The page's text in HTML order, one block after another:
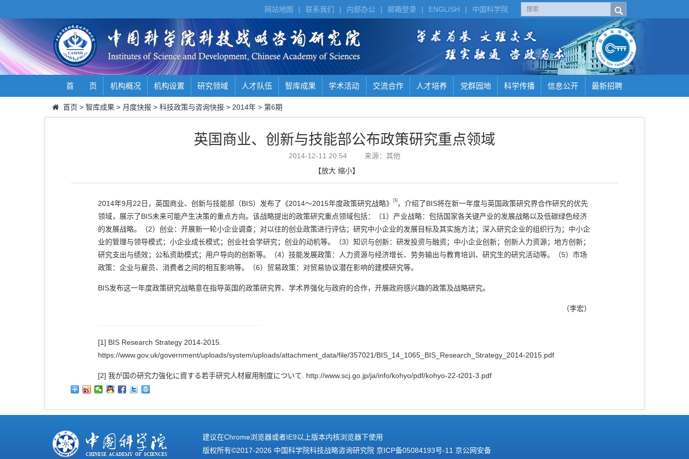
中国科学院
|
ENGLISH
|
邮箱登录
|
内部办公
|
联系我们
|
网站地图
首 页 机构概况 机构设置 研究领域 人才队伍 智库成果 学术活动 交流合作 人才培养 党群园地 科学传播 信息公开 最新招聘
首页 > 智库成果 > 月度快报 > 科技政策与咨询快报 > 2014年 > 第6期
英国商业、创新与技能部公布政策研究重点领域
2014-12-11 20:54
来源：其他
【放大 缩小】
2014年9月22日，英国商业、创新与技能部（BIS）发布了《2014～2015年度政策研究战略》[1] ，介绍了BIS将在新一年度与英国政策研究界合作研究的优先
领域，展示了BIS未来可能产生决策的重点方向。该战略提出的政策研究重点领域包括：（1）产业战略：包括国家各关键产业的发展战略以及低碳绿色经济
的发展战略。（2）创业：开展新一轮小企业调查；对以往的创业政策进行评估；研究中小企业的发展目标及其实施方法；深入研究企业的组织行为；中小企
业的管理与领导模式；小企业成长模式；创业社会学研究；创业的动机等。（3）知识与创新：研发投资与融资；中小企业创新；创新人力资源；地方创新；
研究支出与绩效；公私资助模式；用户导向的创新等。（4）技能发展政策：人力资源与经济增长、劳务输出与教育培训、研究生的研究活动等。（5）市场
政策：企业与雇员、消费者之间的相互影响等。（6）贸易政策：对贸易协议潜在影响的建模研究等。
BIS发布这一年度政策研究战略意在指导英国的政策研究界、学术界强化与政府的合作，开展政府感兴趣的政策及战略研究。
（李宏）
[1] BIS Research Strategy 2014-2015.
https://www.gov.uk/government/uploads/system/uploads/attachment_data/file/357021/BIS_14_1065_BIS_Research_Strategy_2014-2015.pdf
[2] 我が国の研究力強化に資する若手研究人材雇用制度について. http://www.scj.go.jp/ja/info/kohyo/pdf/kohyo-22-t201-3.pdf
建议在Chrome浏览器或者IE9以上版本内核浏览器下使用
版权所有©2017-2026 中国科学院科技战略咨询研究院 京ICP备05084193号-11 京公网安备